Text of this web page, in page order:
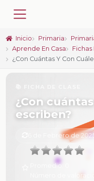
Inicio Primaria
Aprende En Casa
Fichas
¿Con Cuántas Y Con
¿Con
escriben?
6 de Febrero de 2025
Promedio:
Número de